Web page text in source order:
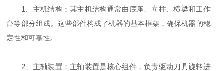
1、主机结构：其主机结构通常由底座、立柱、横梁和工作
台等部分组成。这些部件构成了机器的基本框架，确保机器的稳
定性和可靠性。
2、主轴装置：主轴装置是核心组件，负责驱动刀具旋转进